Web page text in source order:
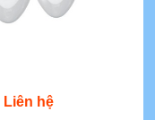
Liên hệ